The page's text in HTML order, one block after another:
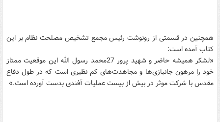
همچنین در قسمتی از رونوشت رئیس مجمع تشخیص مصلحت نظام بر این
کتاب آمده است:
«لشکر همیشه حاضر و شهید پرور 27محمد رسول الله این موقعیت ممتاز
خود را مرهون جانبازی‌ها و مجاهدت‌های کم نظیری است که در طول دفاع
مقدس با شرکت موثر در بیش از بیست عملیات آفندی بدست آورده است.»